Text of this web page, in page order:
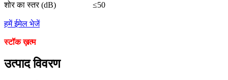
शोर का स्तर (dB)
≤50
हमें ईमेल भेजें
स्टॉक ख़त्म
उत्पाद विवरण